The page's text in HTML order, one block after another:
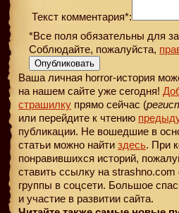
Текст комментария*:
*Все поля обязательны для
Соблюдайте, пожалуйста,
Опубликовать
Ваша личная horror-история
на нашем сайте уже сегодня!
страшилку прямо сейчас (
или перейдите к чтению
публикации. Не вошедшие в
статьи можно найти здесь. При
понравившихся историй,
ставить ссылку на strashno.com
группы в соцсети. Большое
и участие в развитии сайта.